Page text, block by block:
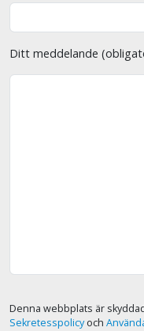
Ditt meddelande
Denna webbplats är
Sekretesspolicyoch